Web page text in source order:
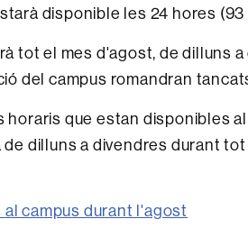
disponible les 24 hores (93
tot el mes d'agost, de dilluns
del campus romandran
que estan disponibles al
dilluns a divendres durant
campus durant l'agost